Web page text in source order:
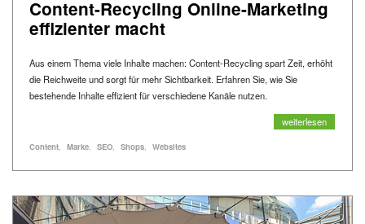
Content-Recycling Online-Marketing
effizienter macht
Aus einem Thema viele Inhalte machen: Content-Recycling spart Zeit, erhöht
die Reichweite und sorgt für mehr Sichtbarkeit. Erfahren Sie, wie Sie
bestehende Inhalte effizient für verschiedene Kanäle nutzen.
Ein Thema, viele
weiterlesen
Schlagworte
Alle Blogartikel mit dem Schlagwort "
Content" anzeigen
Alle Blogartikel mit dem Schlagwort "
Marke" anzeigen
Alle Blogartikel mit dem Schlagwort "
SEO" anzeigen
Alle Blogartikel mit dem Schlagwort "
Shops" anzeigen
Alle Blogartikel mit dem Schlagwort "
Websites" anzeigen